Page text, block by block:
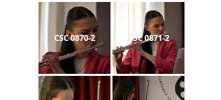
CSC 0870-2 CSC 0871-2